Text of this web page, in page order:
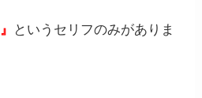
というセリフのみがありま